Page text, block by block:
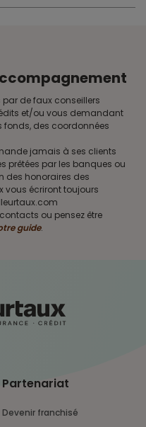
par de faux conseillers
et/ou vous demandant
des coordonnées
jamais à ses clients
prêtées par les banques ou
des honoraires des
vous écriront toujours
ou pensez être
guide.
Partenariat
Devenir franchisé